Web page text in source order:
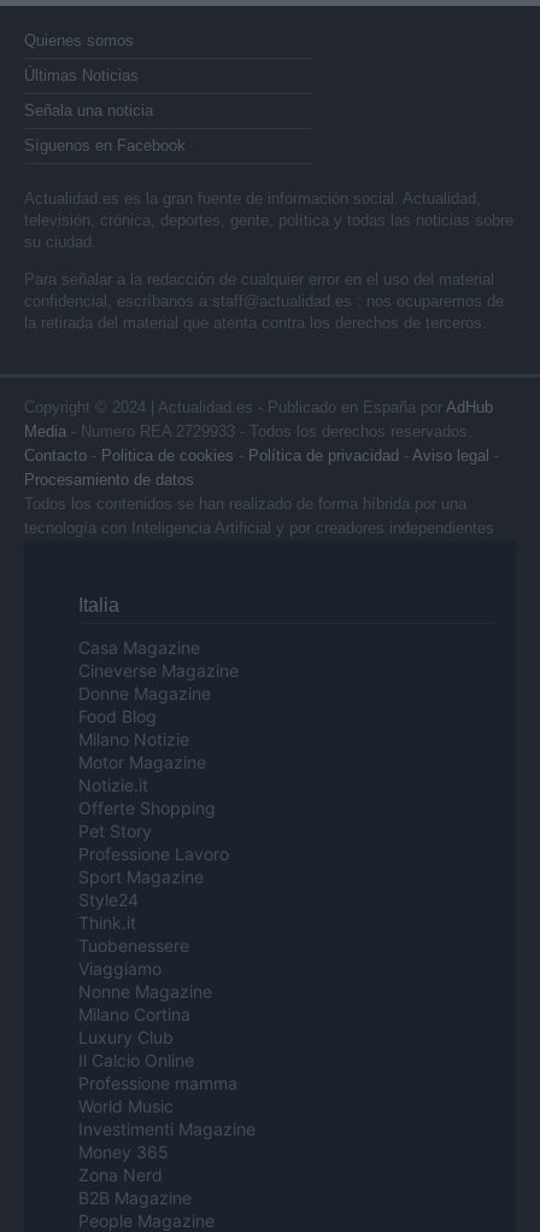
Quienes somos
Últimas Noticias
Señala una noticia
Síguenos en Facebook
Actualidad.es es la gran fuente de información social. Actualidad,
televisión, crónica, deportes, gente, política y todas las noticias sobre
su ciudad.
Para señalar a la redacción de cualquier error en el uso del material
confidencial, escríbanos a staff@actualidad.es : nos ocuparemos de
la retirada del material que atenta contra los derechos de terceros.
Copyright © 2024 | Actualidad.es - Publicado en España por AdHub
Media - Numero REA 2729933 - Todos los derechos reservados.
Contacto - Politica de cookies - Política de privacidad - Aviso legal -
Procesamiento de datos
Todos los contenidos se han realizado de forma híbrida por una
tecnología con Inteligencia Artificial y por creadores independientes
Italia
Casa Magazine
Cineverse Magazine
Donne Magazine
Food Blog
Milano Notizie
Motor Magazine
Notizie.it
Offerte Shopping
Pet Story
Professione Lavoro
Sport Magazine
Style24
Think.it
Tuobenessere
Viaggiamo
Nonne Magazine
Milano Cortina
Luxury Club
Il Calcio Online
Professione mamma
World Music
Investimenti Magazine
Money 365
Zona Nerd
B2B Magazine
People Magazine